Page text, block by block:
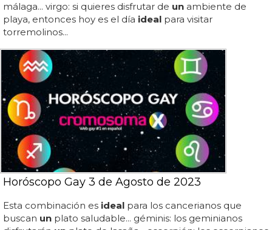
málaga... virgo: si quieres disfrutar de un ambiente de
playa, entonces hoy es el día ideal para visitar
torremolinos...
Horóscopo Gay 3 de Agosto de 2023
Esta combinación es ideal para los cancerianos que
buscan un plato saludable... géminis: los geminianos